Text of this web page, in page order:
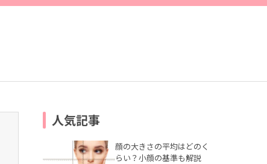
人気記事
顔の大きさの平均はどのく
らい？小顔の基準も解説